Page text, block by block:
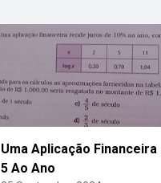
Uma Aplicação Financeira
5 Ao Ano